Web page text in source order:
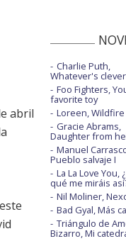
abril
Charlie Puth,
Whatever's clever
Foo Fighters,
favorite toy
Loreen, Wildfire
Gracie Abrams,
Daughter from
Manuel
Pueblo salvaje I
La La Love You,
qué me miráis
Nil Moliner,
Bad Gyal, Más
Triángulo de
Bizarro, Mi